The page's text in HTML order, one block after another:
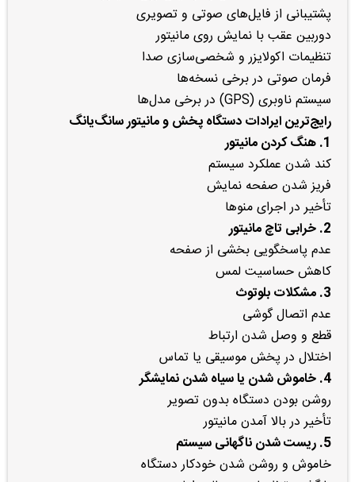
پشتیبانی از فایل‌های صوتی و تصویری
دوربین عقب با نمایش روی مانیتور
تنظیمات اکولایزر و شخصی‌سازی صدا
فرمان صوتی در برخی نسخه‌ها
سیستم ناوبری (GPS) در برخی مدل‌ها
رایج‌ترین ایرادات دستگاه پخش و مانیتور سانگ‌یانگ
1. هنگ کردن مانیتور
کند شدن عملکرد سیستم
فریز شدن صفحه نمایش
تأخیر در اجرای منوها
2. خرابی تاچ مانیتور
عدم پاسخگویی بخشی از صفحه
کاهش حساسیت لمس
3. مشکلات بلوتوث
عدم اتصال گوشی
قطع و وصل شدن ارتباط
اختلال در پخش موسیقی یا تماس
4. خاموش شدن یا سیاه شدن نمایشگر
روشن بودن دستگاه بدون تصویر
تأخیر در بالا آمدن مانیتور
5. ریست شدن ناگهانی سیستم
خاموش و روشن شدن خودکار دستگاه